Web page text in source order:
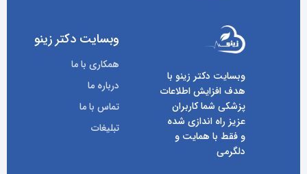
وبسایت دکتر زینو با
هدف افزایش اطلاعات
پزشکی شما کاربران
عزیز راه اندازی شده
و فقط با همایت و
دلگرمی
وبسایت دکتر زینو
همکاری با ما
درباره ما
تماس با ما
تبلیغات